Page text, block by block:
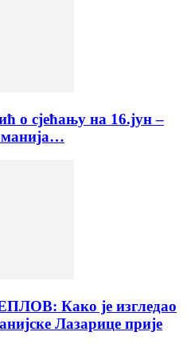
о сјећању на 16.јун –
Како је изгледао
Лазарице прије